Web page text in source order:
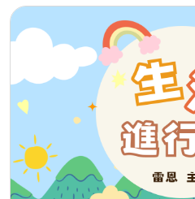
〈味道〉與〈你的味道〉的深
愛情最真實的樣貌。它們不只
陪伴無數人走過愛與被愛的人